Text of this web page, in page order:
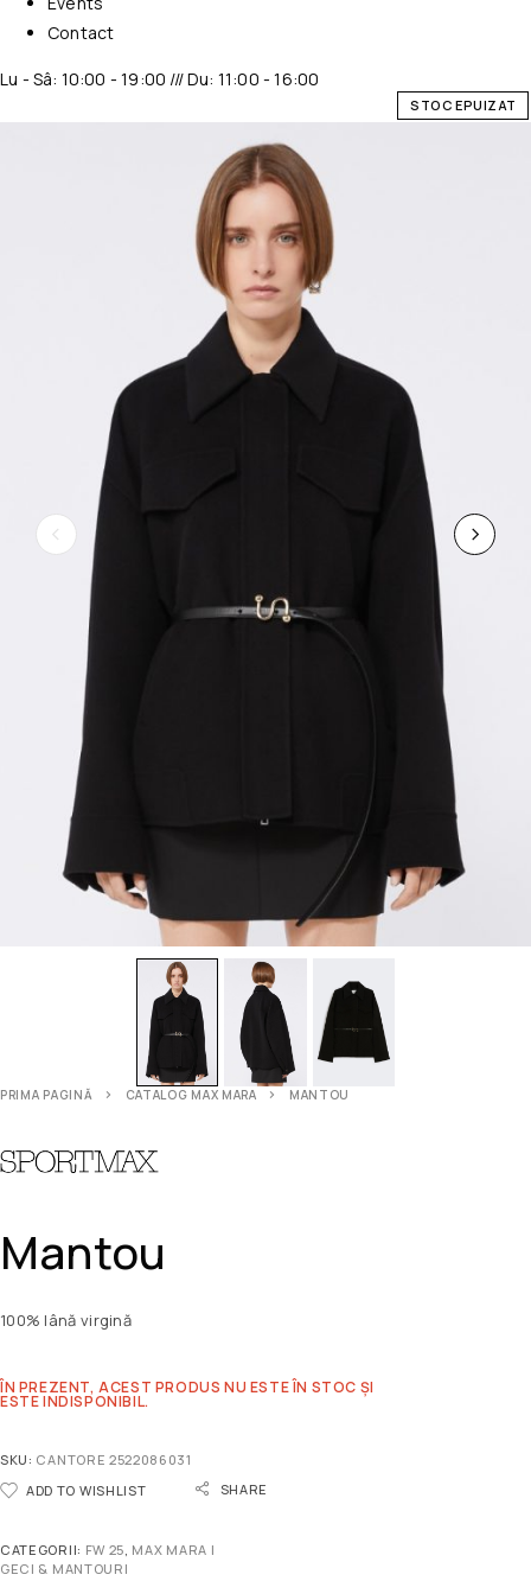
Contact
Lu - Sâ: 10:00 - 19:00 /// Du: 11:00 - 16:00
STOC EPUIZAT
PRIMA PAGINĂ CATALOG MAX MARA MANTOU
Mantou
100% lână virgină
ÎN PREZENT, ACEST PRODUS NU ESTE ÎN STOC ȘI
ESTE INDISPONIBIL.
SKU: CANTORE 2522086031
ADD TO WISHLIST
SHARE
CATEGORII: FW 25, MAX MARA |
GECI & MANTOURI